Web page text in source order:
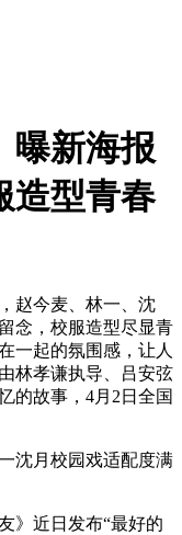
曝新海报
造型青春
赵今麦、林一、沈
念，校服造型尽显青
一起的氛围感，让人
林孝谦执导、吕安弦
的故事，4月2日全国
沈月校园戏适配度满
》近日发布“最好的